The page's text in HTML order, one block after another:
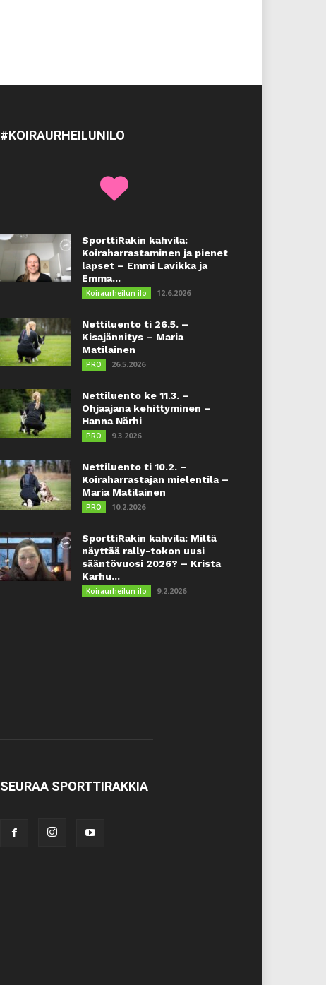
#KOIRAURHEILUNILO
SporttiRakin kahvila:
Koiraharrastaminen ja pienet
lapset – Emmi Lavikka ja
Emma...
Koiraurheilun ilo 12.6.2026
Nettiluento ti 26.5. –
Kisajännitys – Maria
Matilainen
PRO 26.5.2026
Nettiluento ke 11.3. –
Ohjaajana kehittyminen –
Hanna Närhi
PRO 9.3.2026
Nettiluento ti 10.2. –
Koiraharrastajan mielentila –
Maria Matilainen
PRO 10.2.2026
SporttiRakin kahvila: Miltä
näyttää rally-tokon uusi
sääntövuosi 2026? – Krista
Karhu...
Koiraurheilun ilo 9.2.2026
SEURAA SPORTTIRAKKIA